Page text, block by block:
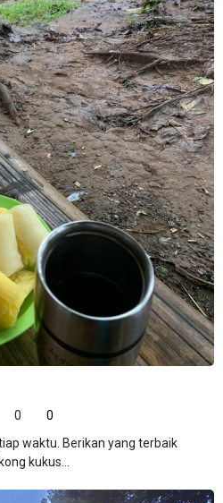
0
0
waktu. Berikan yang terbaik
kukus...